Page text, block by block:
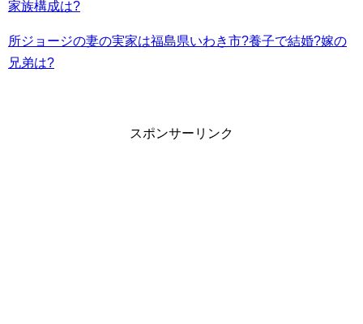
家族構成は?
所ジョージの妻の実家は福島県いわき市?養子で結婚?嫁の
兄弟は?
スポンサーリンク